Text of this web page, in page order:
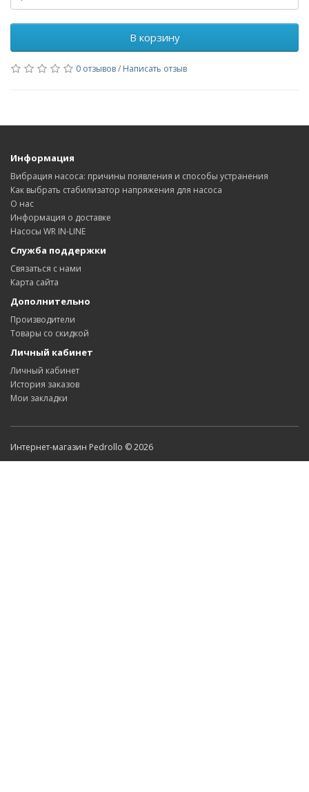
В корзину
0 отзывов/ Написать отзыв
Информация
Вибрация насоса: причины появления и способы устранения
Как выбрать стабилизатор напряжения для насоса
О нас
Информация о доставке
Насосы WR IN-LINE
Служба поддержки
Связаться с нами
Карта сайта
Дополнительно
Производители
Товары со скидкой
Личный кабинет
Личный кабинет
История заказов
Мои закладки
Интернет-магазин Pedrollo © 2026